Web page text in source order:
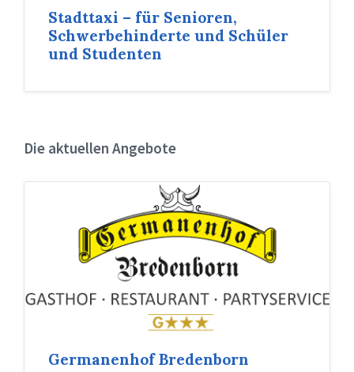
Stadttaxi – für Senioren,
Schwerbehinderte und Schüler
und Studenten
Die aktuellen Angebote
Germanenhof Bredenborn